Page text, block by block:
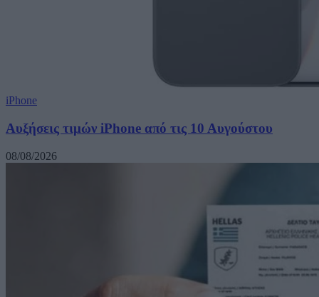
iPhone
Αυξήσεις τιμών iPhone από τις 10 Αυγούστου
08/08/2026